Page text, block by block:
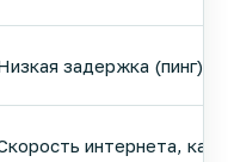
задержка (пинг),
интернета,